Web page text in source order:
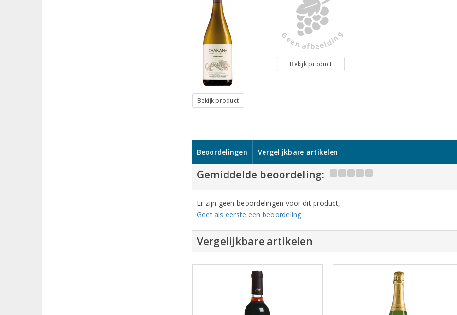
Bekijk product
Bekijk product
Beoordelingen Vergelijkbare artikelen
Gemiddelde beoordeling:
Er zijn geen beoordelingen voor dit product,
Geef als eerste een beoordeling
Vergelijkbare artikelen